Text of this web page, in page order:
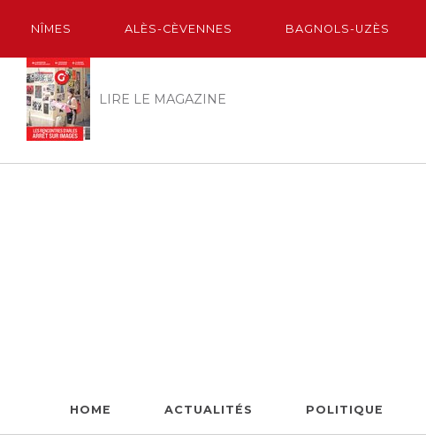
NÎMES ALÈS-CÈVENNES BAGNOLS-UZÈS
LIRE LE MAGAZINE
HOME ACTUALITÉS POLITIQUE